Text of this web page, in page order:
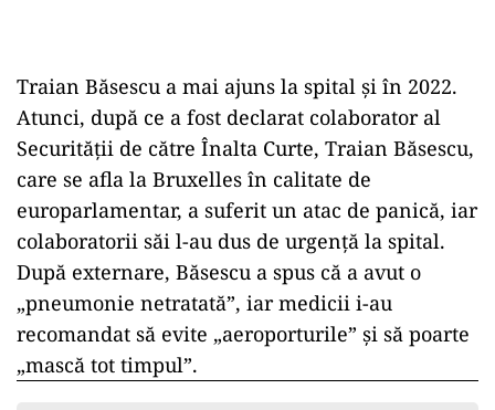
Traian Băsescu a mai ajuns la spital și în 2022.
Atunci, după ce a fost declarat colaborator al
Securității de către Înalta Curte, Traian Băsescu,
care se afla la Bruxelles în calitate de
europarlamentar, a suferit un atac de panică, iar
colaboratorii săi l-au dus de urgență la spital.
După externare, Băsescu a spus că a avut o
„pneumonie netratată”, iar medicii i-au
recomandat să evite „aeroporturile” și să poarte
„mască tot timpul”.